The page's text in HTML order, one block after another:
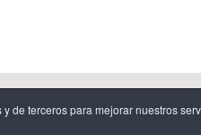
de terceros para mejorar nuestros